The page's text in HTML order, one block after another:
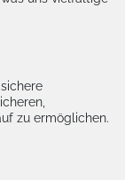
zu ermöglichen.